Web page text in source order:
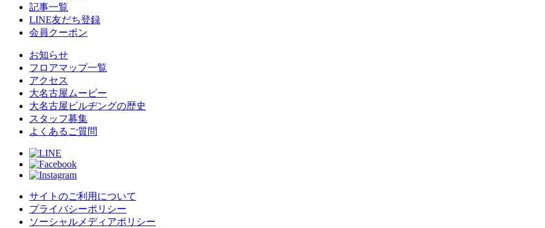
記事一覧
LINE友だち登録
会員クーポン
お知らせ
フロアマップ一覧
アクセス
大名古屋ムービー
大名古屋ビルヂングの歴史
スタッフ募集
よくあるご質問
サイトのご利用について
プライバシーポリシー
ソーシャルメディアポリシー